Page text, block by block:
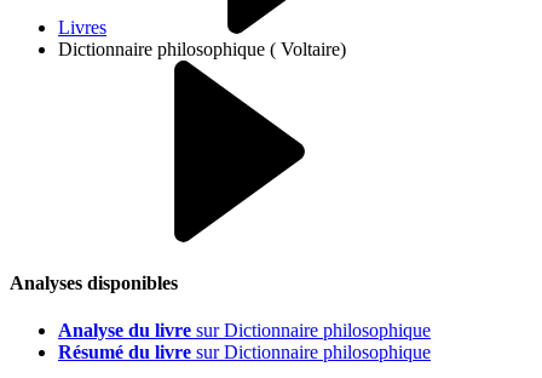
Livres
Dictionnaire philosophique ( Voltaire)
Analyses disponibles
Analyse du livre sur Dictionnaire philosophique
Résumé du livre sur Dictionnaire philosophique